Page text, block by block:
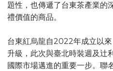
題性，也傳遞了台東茶產業的
禮價值的商品。
台東紅烏龍自2022年成立以
升級，此次與臺北時裝週及辻
國際市場邁進的重要一步。聯